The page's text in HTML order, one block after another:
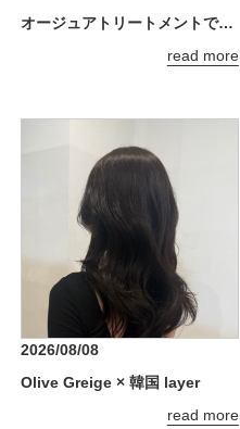
オージュアトリートメントでうるツヤ髪に*.+
read more
2026/08/08
Olive Greige × 韓国 layer
read more